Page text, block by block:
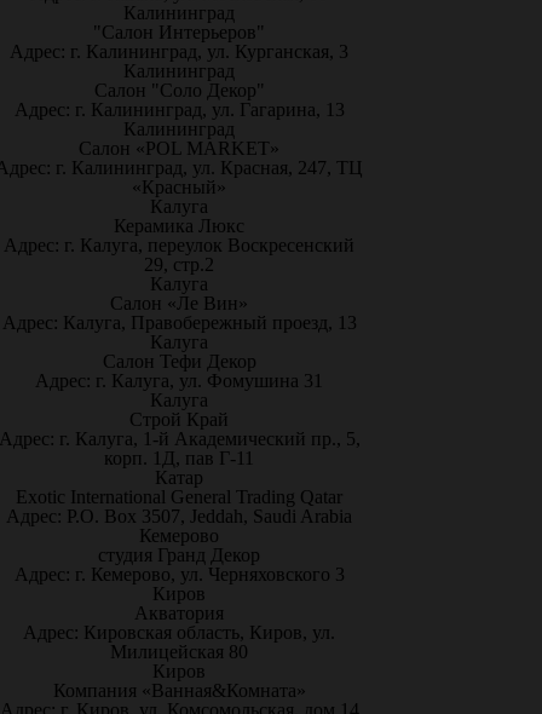
Калининград
"Салон Интерьеров"
Адрес: г. Калининград, ул. Курганская, 3
Калининград
Салон "Соло Декор"
Адрес: г. Калининград, ул. Гагарина, 13
Калининград
Салон «POL MARKET»
г. Калининград, ул. Красная, 247, ТЦ
«Красный»
Калуга
Керамика Люкс
Адрес: г. Калуга, переулок Воскресенский
29, стр.2
Калуга
Салон «Ле Вин»
Адрес: Калуга, Правобережный проезд, 13
Калуга
Салон Тефи Декор
Адрес: г. Калуга, ул. Фомушина 31
Калуга
Строй Край
г. Калуга, 1-й Академический пр., 5,
корп. 1Д, пав Г-11
Катар
Exotic International General Trading Qatar
Адрес: P.O. Box 3507, Jeddah, Saudi Arabia
Кемерово
студия Гранд Декор
Адрес: г. Кемерово, ул. Черняховского 3
Киров
Акватория
Адрес: Кировская область, Киров, ул.
Милицейская 80
Киров
Компания «Ванная&Комната»
Адрес: г. Киров, ул. Комсомольская, дом 14